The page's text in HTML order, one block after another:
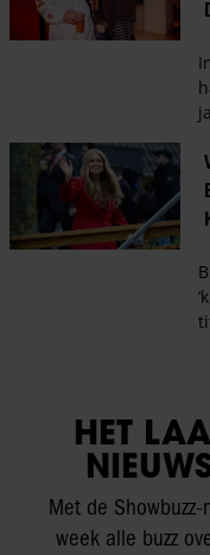
HET
Met de
week alle buzz